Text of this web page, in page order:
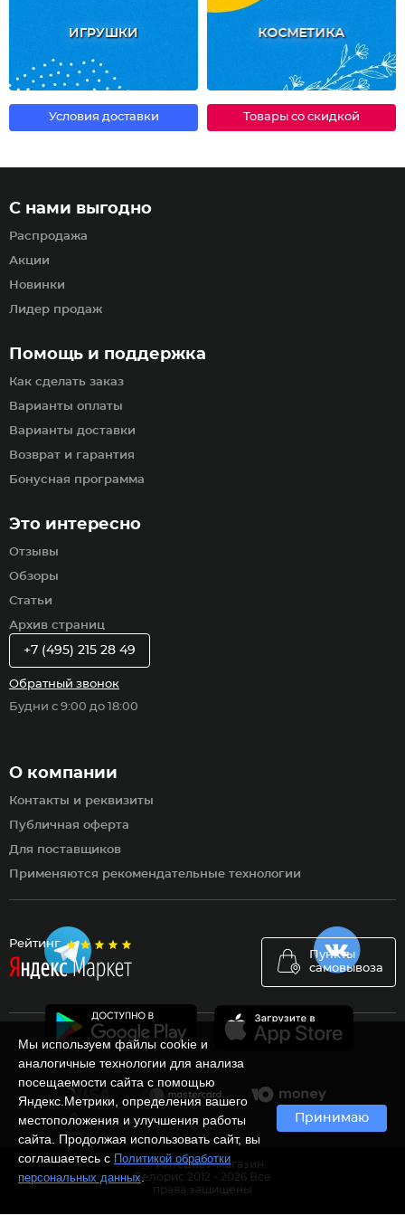
ИГРУШКИ КОСМЕТИКА
Условия доставки Товары со скидкой
Рейтинг
Пункты
самовывоза
Помощь и поддержка
Как сделать заказ
Варианты оплаты
Варианты доставки
Возврат и гарантия
Бонусная программа
С нами выгодно
Распродажа
Акции
Новинки
Лидер продаж
Это интересно
Отзывы
Обзоры
Статьи
Архив страниц
О компании
Контакты и реквизиты
Публичная оферта
Для поставщиков
Применяются рекомендательные технологии
+7 (495) 215 28 49
Обратный звонок
Будни с 9:00 до 18:00
Мы используем файлы cookie и
аналогичные технологии для анализа
посещаемости сайта с помощью
Яндекс.Метрики, определения вашего
местоположения и улучшения работы
сайта. Продолжая использовать сайт, вы
соглашаетесь с Политикой обработки
персональных данных.
Принимаю
Ⓒ Интернет-магазин
Белорис 2012 - 2026 Все
права защищены